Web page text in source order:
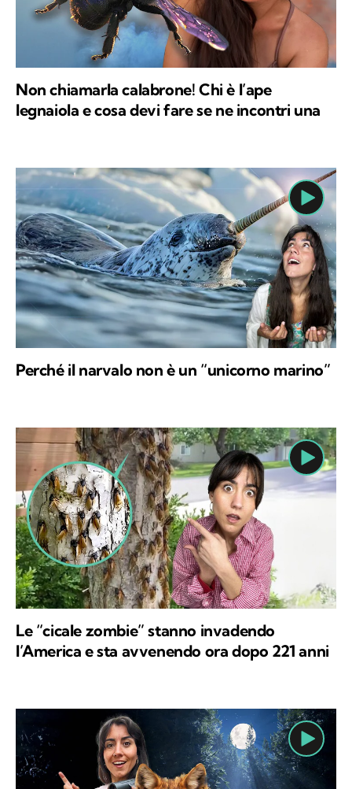
Non chiamarla calabrone! Chi è l’ape
legnaiola e cosa devi fare se ne incontri una
Perché il narvalo non è un “unicorno marino”
Le “cicale zombie” stanno invadendo
l’America e sta avvenendo ora dopo 221 anni